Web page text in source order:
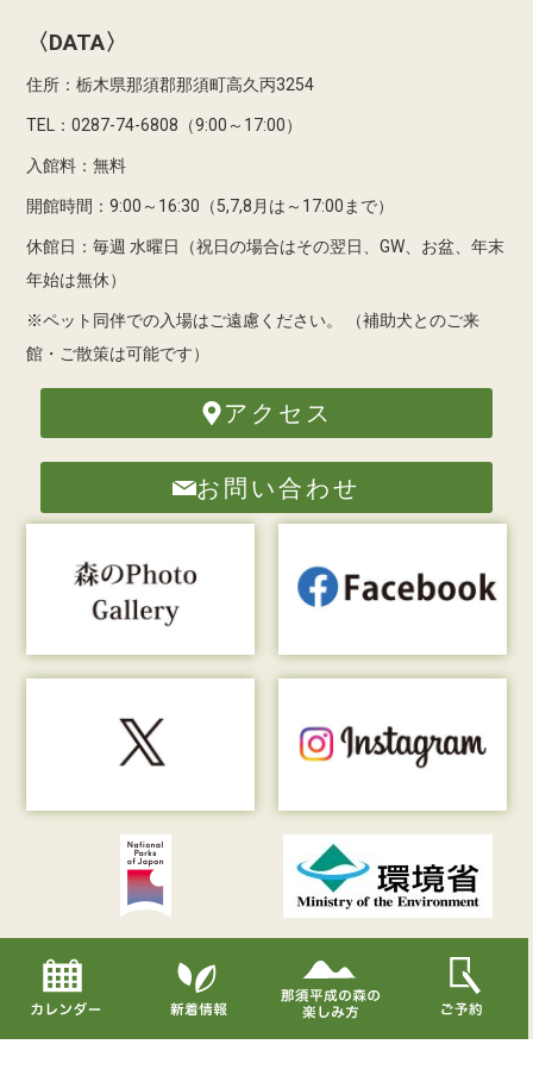
〈DATA〉
住所：栃木県那須郡那須町高久丙3254
TEL：0287-74-6808（9:00～17:00）
入館料：無料
開館時間：9:00～16:30（5,7,8月は～17:00まで）
休館日：毎週 水曜日（祝日の場合はその翌日、GW、お盆、年末
年始は無休）
※ペット同伴での入場はご遠慮ください。
（補助犬とのご来
館・ご散策は可能です）
アクセス
お問い合わせ